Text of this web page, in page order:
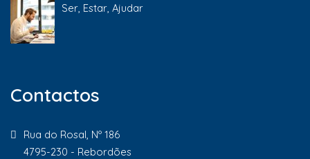
Ser, Estar, Ajudar
Contactos
Rua do Rosal, Nº 186
4795-230 - Rebordões